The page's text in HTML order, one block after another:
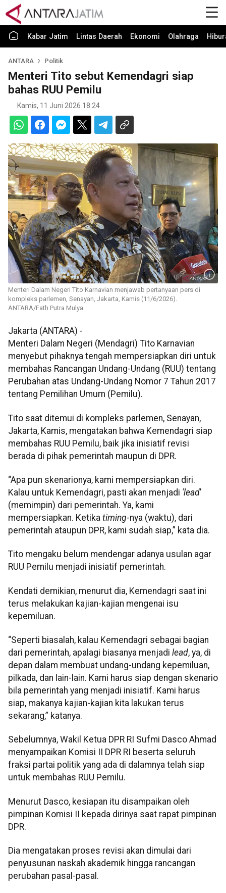
Kabar Jatim Lintas Daerah Ekonomi Olahraga
ANTARA Politik
Menteri Tito sebut Kemendagri siap
bahas RUU Pemilu
Kamis, 11 Juni 2026 18:24
Menteri Dalam Negeri Tito Karnavian menjawab pertanyaan pers di
kompleks parlemen, Senayan, Jakarta, Kamis (11/6/2026).
ANTARA/Fath Putra Mulya
Jakarta (ANTARA) -
Menteri Dalam Negeri (Mendagri) Tito Karnavian
menyebut pihaknya tengah mempersiapkan diri untuk
membahas Rancangan Undang-Undang (RUU) tentang
Perubahan atas Undang-Undang Nomor 7 Tahun 2017
tentang Pemilihan Umum (Pemilu).
Tito saat ditemui di kompleks parlemen, Senayan,
Jakarta, Kamis, mengatakan bahwa Kemendagri siap
membahas RUU Pemilu, baik jika inisiatif revisi
berada di pihak pemerintah maupun di DPR.
“Apa pun skenarionya, kami mempersiapkan diri.
Kalau untuk Kemendagri, pasti akan menjadi 'lead'
(memimpin) dari pemerintah. Ya, kami
mempersiapkan. Ketika timing-nya (waktu), dari
pemerintah ataupun DPR, kami sudah siap,” kata dia.
Tito mengaku belum mendengar adanya usulan agar
RUU Pemilu menjadi inisiatif pemerintah.
Kendati demikian, menurut dia, Kemendagri saat ini
terus melakukan kajian-kajian mengenai isu
kepemiluan.
“Seperti biasalah, kalau Kemendagri sebagai bagian
dari pemerintah, apalagi biasanya menjadi lead, ya, di
depan dalam membuat undang-undang kepemiluan,
pilkada, dan lain-lain. Kami harus siap dengan skenario
bila pemerintah yang menjadi inisiatif. Kami harus
siap, makanya kajian-kajian kita lakukan terus
sekarang,” katanya.
Sebelumnya, Wakil Ketua DPR RI Sufmi Dasco Ahmad
menyampaikan Komisi II DPR RI beserta seluruh
fraksi partai politik yang ada di dalamnya telah siap
untuk membahas RUU Pemilu.
Menurut Dasco, kesiapan itu disampaikan oleh
pimpinan Komisi II kepada dirinya saat rapat pimpinan
DPR.
Dia mengatakan proses revisi akan dimulai dari
penyusunan naskah akademik hingga rancangan
perubahan pasal-pasal.